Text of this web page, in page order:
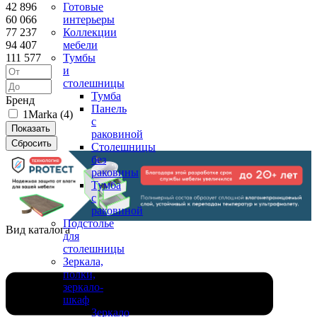
Готовые
интерьеры
Коллекции
мебели
Тумбы
и
столешницы
Тумба
Панель
с
раковиной
Столешницы
без
раковины
Тумба
с
раковиной
Подстолье
для
столешницы
Зеркала,
полки,
зеркало-
шкаф
Зеркало
42 896
60 066
77 237
94 407
111 577
Бренд
1Marka (4)
Вид каталога